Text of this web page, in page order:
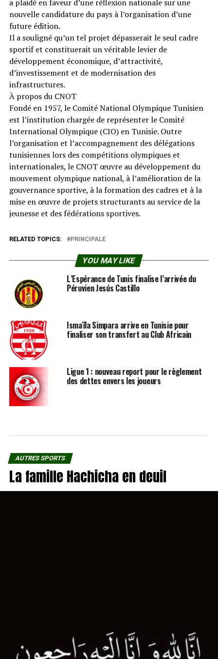
a plaidé en faveur d’une réflexion nationale sur une
nouvelle candidature du pays à l’organisation d’une
future édition.
Il a souligné qu’un tel projet dépasserait le seul cadre
sportif et constituerait un véritable levier de
développement économique, d’attractivité,
d’investissement et de modernisation des
infrastructures.
À propos du CNOT
Fondé en 1957, le Comité National Olympique Tunisien
est l’institution chargée de représenter le Comité
International Olympique (CIO) en Tunisie. Outre
l’organisation et l’accompagnement des délégations
tunisiennes lors des compétitions olympiques et
internationales, le CNOT œuvre au développement du
mouvement olympique national, à l’amélioration de la
gouvernance sportive, à la formation des cadres et à la
mise en œuvre de projets structurants au service de la
jeunesse et des fédérations sportives.
RELATED TOPICS: PRINCIPALE
YOU MAY LIKE
L’Espérance de Tunis finalise l’arrivée du
Péruvien Jesús Castillo
Ismaïla Simpara arrive en Tunisie pour
finaliser son transfert au Club Africain
Ligue 1 : nouveau report pour le règlement
des dettes envers les joueurs
AUTRES SPORTS
La famille Hachicha en deuil